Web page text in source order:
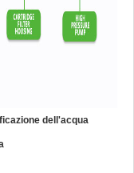
dell'acqua